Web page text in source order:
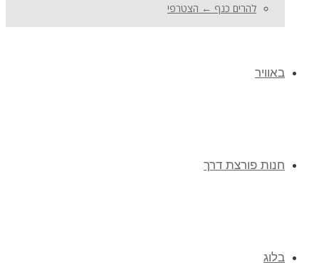
להרים כנף ← הצטרפי
באוויר
חנות פורצת דרך
בלוג